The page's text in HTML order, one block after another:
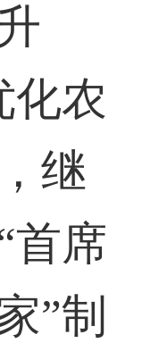
化农
继
首席
”制